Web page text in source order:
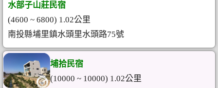
水部子山莊民宿
(4600 ~ 6800) 1.02公里
南投縣埔里鎮水頭里水頭路75號
埔拾民宿
(10000 ~ 10000) 1.02公里